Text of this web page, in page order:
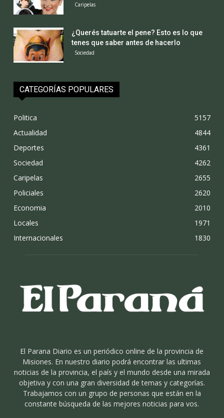
Caripelas
¿Querés tatuarte el pene? Esto es lo que
tenes que saber antes de hacerlo
Sociedad
CATEGORÍAS POPULARES
Politica
5157
Actualidad
4844
Deportes
4361
Sociedad
4262
Caripelas
2655
Policiales
2620
Economia
2010
Locales
1971
Internacionales
1830
El Parana Diario es un periódico online de la provincia de
Misiones. En nuestro diario podrá encontrar las ultimas
noticias de la provincia, el país y el mundo desde una mirada
objetiva y con una gran diversidad de temas y categorías.
Trabajamos con un grupo de personas que están en la
constante búsqueda de las mejores noticias para vos.